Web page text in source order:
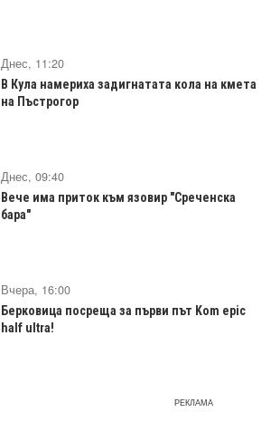
Днес, 11:20
В Кула намериха задигнатата кола на кмета
на Пъстрогор
Днес, 09:40
Вече има приток към язовир "Среченска
бара"
Вчера, 16:00
Берковица посреща за първи път Kom epic
half ultra!
РЕКЛАМА